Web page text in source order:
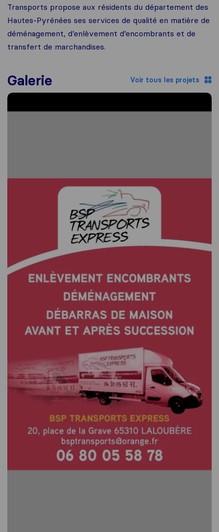
Transports propose aux résidents du département des
Hautes-Pyrénées ses services de qualité en matière de
déménagement, d’enlèvement d’encombrants et de
transfert de marchandises.
Galerie Voir tous les projets